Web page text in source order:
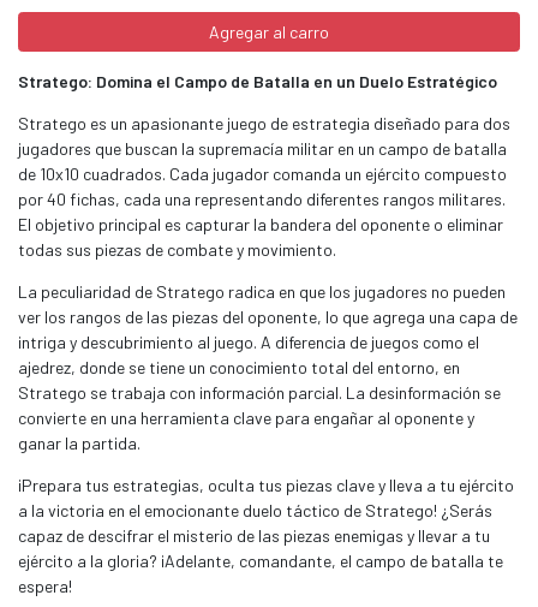
Agregar al carro
Stratego: Domina el Campo de Batalla en un Duelo Estratégico
Stratego es un apasionante juego de estrategia diseñado para dos
jugadores que buscan la supremacía militar en un campo de batalla
de 10x10 cuadrados. Cada jugador comanda un ejército compuesto
por 40 fichas, cada una representando diferentes rangos militares.
El objetivo principal es capturar la bandera del oponente o eliminar
todas sus piezas de combate y movimiento.
La peculiaridad de Stratego radica en que los jugadores no pueden
ver los rangos de las piezas del oponente, lo que agrega una capa de
intriga y descubrimiento al juego. A diferencia de juegos como el
ajedrez, donde se tiene un conocimiento total del entorno, en
Stratego se trabaja con información parcial. La desinformación se
convierte en una herramienta clave para engañar al oponente y
ganar la partida.
¡Prepara tus estrategias, oculta tus piezas clave y lleva a tu ejército
a la victoria en el emocionante duelo táctico de Stratego! ¿Serás
capaz de descifrar el misterio de las piezas enemigas y llevar a tu
ejército a la gloria? ¡Adelante, comandante, el campo de batalla te
espera!